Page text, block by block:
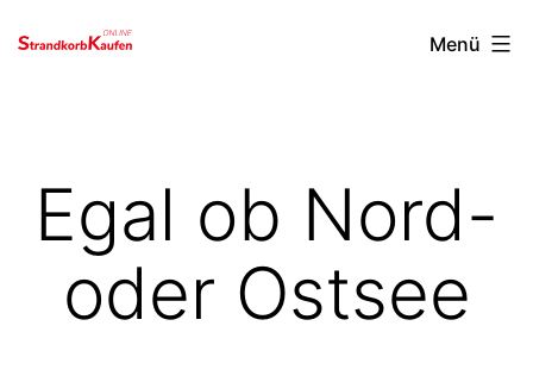
Zum
Menü
Egal ob Nord-
oder Ostsee